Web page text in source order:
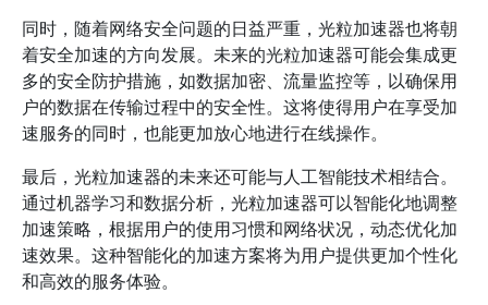
同时，随着网络安全问题的日益严重，光粒加速器也将朝
着安全加速的方向发展。未来的光粒加速器可能会集成更
多的安全防护措施，如数据加密、流量监控等，以确保用
户的数据在传输过程中的安全性。这将使得用户在享受加
速服务的同时，也能更加放心地进行在线操作。
最后，光粒加速器的未来还可能与人工智能技术相结合。
通过机器学习和数据分析，光粒加速器可以智能化地调整
加速策略，根据用户的使用习惯和网络状况，动态优化加
速效果。这种智能化的加速方案将为用户提供更加个性化
和高效的服务体验。